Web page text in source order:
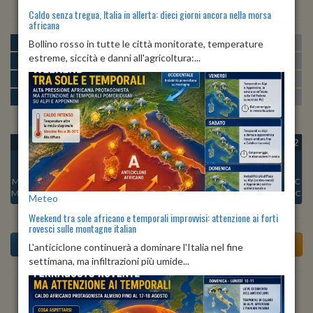
MATTINA min:24º max:29º U:68%
POMERIGGIO min:29º max:31º
SERA min: 26º max:33º U:74%-83%
NOTTE min:25º max:26º U:71%
OGGI
Min:
26°C
Max:33°C
VEN 07
Min:
27°C
Max:30°C
SAB 08
Min:27°C
Max:30°C
DOM 09
Min:27°C
Max:29°C
LUN 10
Min:
26°C
Max:30°C
MAR 11
Min:27°C
Max:29°C
MER 12
Min:
27°C
Max:30°C
Previsioni del Tempo a Senigallia di oggi
Caldo senza tregua, Italia in allerta: dieci giorni ancora nella morsa
africana
Bollino rosso in tutte le città monitorate, temperature
estreme, siccità e danni all'agricoltura:...
Meteo
Weekend tra sole africano e temporali improvvisi: attenzione ai forti
rovesci sulle montagne italian
L'anticiclone continuerà a dominare l'Italia nel fine
settimana, ma infiltrazioni più umide...